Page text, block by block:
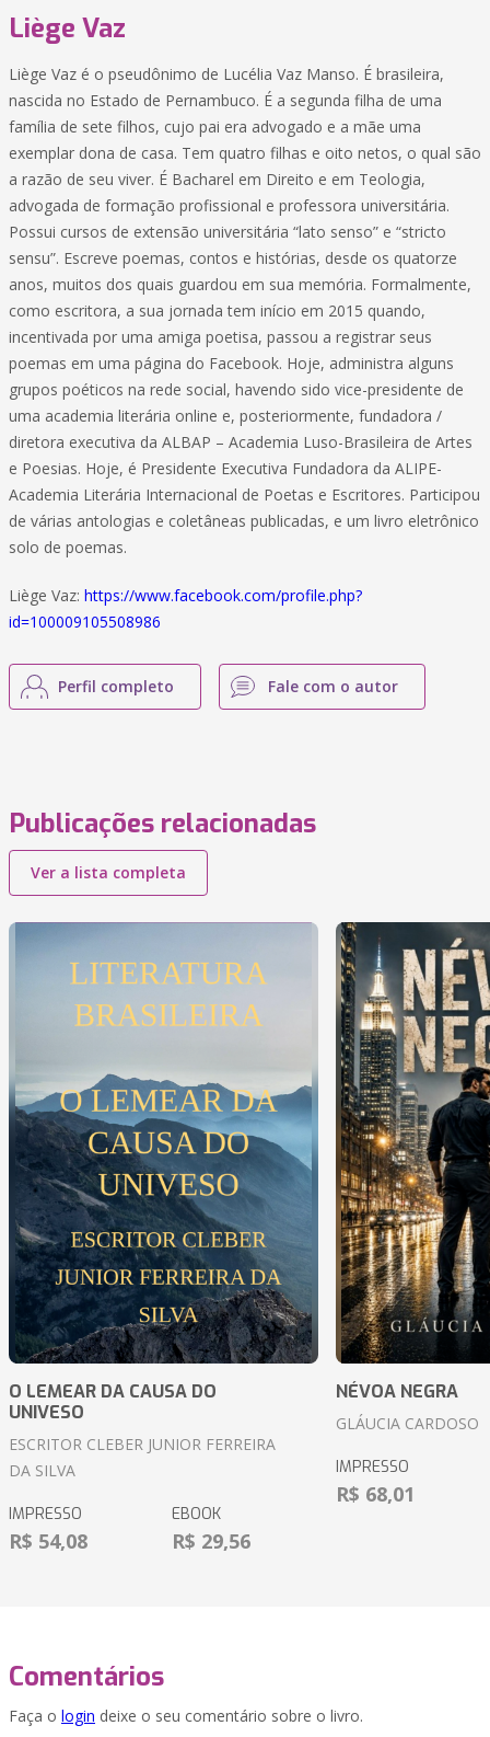
Liège Vaz
Liège Vaz é o pseudônimo de Lucélia Vaz Manso. É brasileira,
nascida no Estado de Pernambuco. É a segunda filha de uma
família de sete filhos, cujo pai era advogado e a mãe uma
exemplar dona de casa. Tem quatro filhas e oito netos, o qual são
a razão de seu viver. É Bacharel em Direito e em Teologia,
advogada de formação profissional e professora universitária.
Possui cursos de extensão universitária “lato senso” e “stricto
sensu”. Escreve poemas, contos e histórias, desde os quatorze
anos, muitos dos quais guardou em sua memória. Formalmente,
como escritora, a sua jornada tem início em 2015 quando,
incentivada por uma amiga poetisa, passou a registrar seus
poemas em uma página do Facebook. Hoje, administra alguns
grupos poéticos na rede social, havendo sido vice-presidente de
uma academia literária online e, posteriormente, fundadora /
diretora executiva da ALBAP – Academia Luso-Brasileira de Artes
e Poesias. Hoje, é Presidente Executiva Fundadora da ALIPE-
Academia Literária Internacional de Poetas e Escritores. Participou
de várias antologias e coletâneas publicadas, e um livro eletrônico
solo de poemas.
Liège Vaz: https://www.facebook.com/profile.php?
id=100009105508986
Perfil completo Fale com o autor
Publicações relacionadas
Ver a lista completa
O LEMEAR DA CAUSA DO
UNIVESO
ESCRITOR CLEBER JUNIOR FERREIRA
DA SILVA
IMPRESSO
R$ 54,08
EBOOK
R$ 29,56
NÉVOA NEGRA
GLÁUCIA CARDOSO
IMPRESSO
R$ 68,01
Comentários
Faça o login deixe o seu comentário sobre o livro.